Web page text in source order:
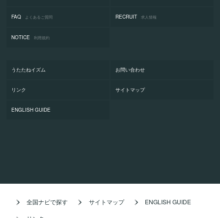
FAQ よくあるご質問 RECRUIT 求人情報
NOTICE 利用規約
うたたねイズム お問い合わせ
リンク サイトマップ
ENGLISH GUIDE
全国ナビで探す サイトマップ ENGLISH GUIDE